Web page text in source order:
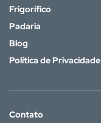
Frigorífico
Padaria
Blog
Política de Privacidade
Contato